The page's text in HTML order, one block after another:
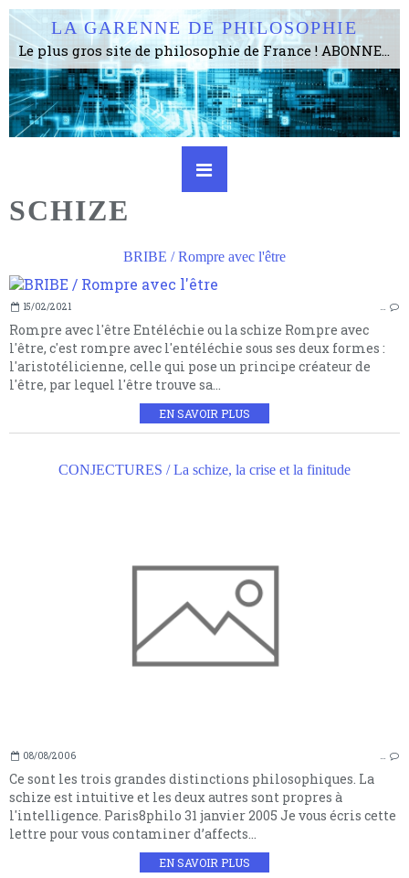
LA GARENNE DE PHILOSOPHIE
Le plus gros site de philosophie de France ! ABONNEZ-VOUS ! 4115 Articles, 1634 abonné·e·s, depuis 2006 . . . . . . . . 2 852 214 pages vues jusqu'à présent. Prestance et être apte à un plus grand nombre de choses.
SCHIZE
BRIBE / Rompre avec l'être
15/02/2021 …
Rompre avec l'être Entéléchie ou la schize Rompre avec
l'être, c'est rompre avec l'entéléchie sous ses deux formes :
l'aristotélicienne, celle qui pose un principe créateur de
l'être, par lequel l'être trouve sa...
EN SAVOIR PLUS
CONJECTURES / La schize, la crise et la finitude
08/08/2006 …
Ce sont les trois grandes distinctions philosophiques. La
schize est intuitive et les deux autres sont propres à
l'intelligence. Paris8philo 31 janvier 2005 Je vous écris cette
lettre pour vous contaminer d’affects...
EN SAVOIR PLUS